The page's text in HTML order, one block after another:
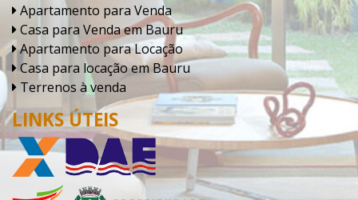
Apartamento para Venda
Casa para Venda em Bauru
Apartamento para Locação
Casa para locação em Bauru
Terrenos à venda
LINKS ÚTEIS